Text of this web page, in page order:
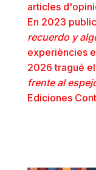
articles
En 2023
recuerdo y
experiències
2026 tragué
frente al
Ediciones